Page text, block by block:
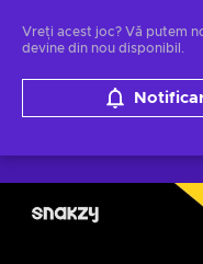
Vreți acest joc? Vă putem
devine din nou disponibil.